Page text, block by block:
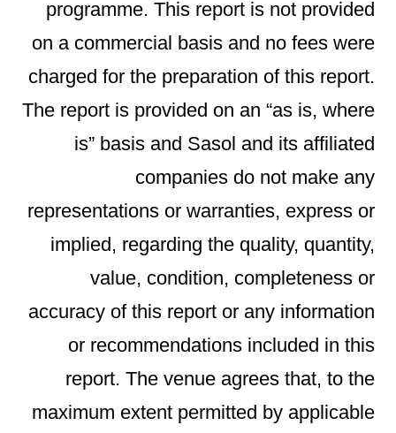
programme. This report is not provided
on a commercial basis and no fees were
charged for the preparation of this report.
The report is provided on an “as is, where
is” basis and Sasol and its affiliated
companies do not make any
representations or warranties, express or
implied, regarding the quality, quantity,
value, condition, completeness or
accuracy of this report or any information
or recommendations included in this
report. The venue agrees that, to the
maximum extent permitted by applicable